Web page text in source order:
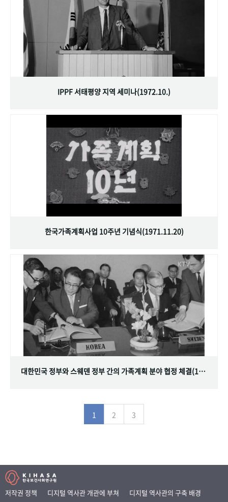
IPPF 서태평양 지역 세미나(1972.10.)
한국가족계획사업 10주년 기념식(1971.11.20)
대한민국 정부와 스웨덴 정부 간의 가족계획 분야 협정 체결(1968.07.12)
1 2 3
저작권 정책 디지털 역사관 개관에 부쳐
디지털 역사관의 구축 배경